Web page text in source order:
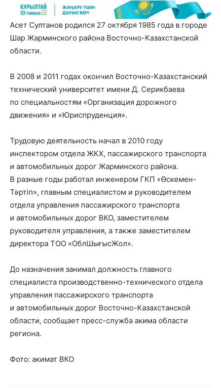
Асет Султанов родился 27 октября 1985 года в городе
Шар Жарминского района Восточно-Казахстанской
области.
В 2008 и 2011 годах окончил Восточно-Казахстанский
технический университет имени Д. Серикбаева
по специальностям «Организация дорожного
движения» и «Юриспруденция».
Трудовую деятельность начал в 2010 году
инспектором отдела ЖКХ, пассажирского транспорта
и автомобильных дорог Жарминского района.
В разные годы работал инженером ГКП «Өскемен-
Тәртіп», главным специалистом и руководителем
отдела управления пассажирского транспорта
и автомобильных дорог ВКО, заместителем
руководителя управления, а также заместителем
директора ТОО «ОблШығысЖол».
До назначения занимал должность главного
специалиста производственно-технического отдела
управления пассажирского транспорта
и автомобильных дорог Восточно-Казахстанской
области, сообщает пресс-служба акима области
региона.
Фото: акимат ВКО